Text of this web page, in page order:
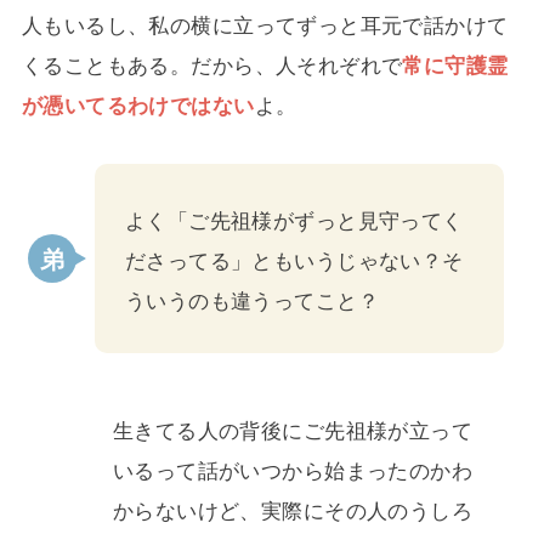
人もいるし、私の横に立ってずっと耳元で話かけて
くることもある。だから、人それぞれで常に守護霊
が憑いてるわけではないよ。
よく「ご先祖様がずっと見守ってく
ださってる」ともいうじゃない？そ
ういうのも違うってこと？
生きてる人の背後にご先祖様が立って
いるって話がいつから始まったのかわ
からないけど、実際にその人のうしろ